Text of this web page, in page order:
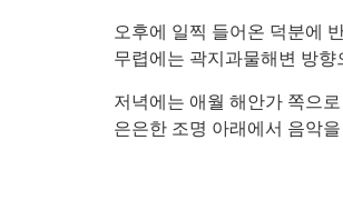
오후에 일찍 들어온 덕분에
무렵에는 곽지과물해변 방
저녁에는 애월 해안가 쪽으
은은한 조명 아래에서 음악